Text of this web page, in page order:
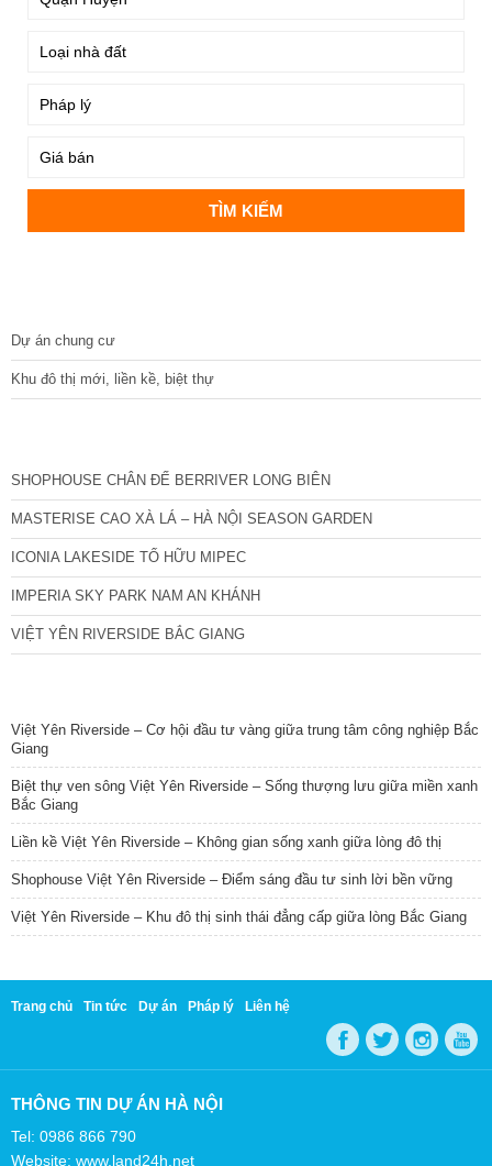
Dự án chung cư
Khu đô thị mới, liền kề, biệt thự
SHOPHOUSE CHÂN ĐẾ BERRIVER LONG BIÊN
MASTERISE CAO XÀ LÁ – HÀ NỘI SEASON GARDEN
ICONIA LAKESIDE TỐ HỮU MIPEC
IMPERIA SKY PARK NAM AN KHÁNH
VIỆT YÊN RIVERSIDE BẮC GIANG
Việt Yên Riverside – Cơ hội đầu tư vàng giữa trung tâm công nghiệp Bắc
Giang
Biệt thự ven sông Việt Yên Riverside – Sống thượng lưu giữa miền xanh
Bắc Giang
Liền kề Việt Yên Riverside – Không gian sống xanh giữa lòng đô thị
Shophouse Việt Yên Riverside – Điểm sáng đầu tư sinh lời bền vững
Việt Yên Riverside – Khu đô thị sinh thái đẳng cấp giữa lòng Bắc Giang
Trang chủ Tin tức Dự án Pháp lý Liên hệ
THÔNG TIN DỰ ÁN HÀ NỘI
Tel: 0986 866 790
Website: www.land24h.net